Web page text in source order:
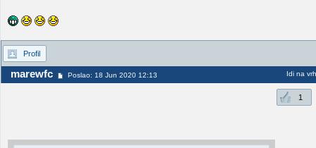
Profil
marewfc Poslao: 18 Jun 2020 12:13 Idi na vrh
1